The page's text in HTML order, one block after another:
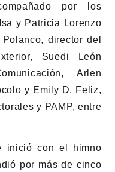
por los
y Patricia Lorenzo
director del
Suedi León
Arlen
y Emily D. Feliz,
y PAMP, entre
inició con el himno
por más de cinco